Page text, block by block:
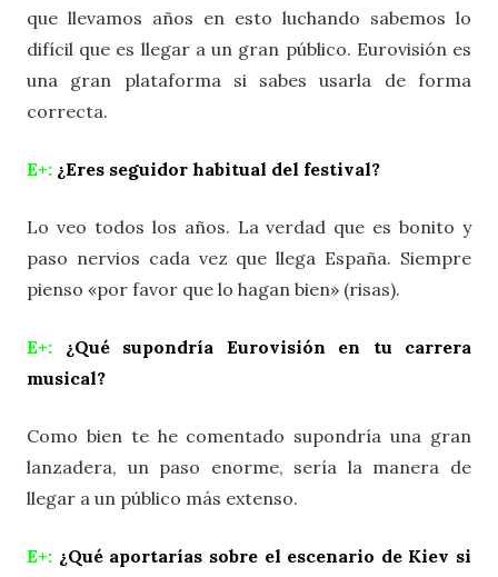
que llevamos años en esto luchando sabemos lo
difícil que es llegar a un gran público. Eurovisión es
una gran plataforma si sabes usarla de forma
correcta.
E+: ¿Eres seguidor habitual del festival?
Lo veo todos los años. La verdad que es bonito y
paso nervios cada vez que llega España. Siempre
pienso «por favor que lo hagan bien» (risas).
E+: ¿Qué supondría Eurovisión en tu carrera
musical?
Como bien te he comentado supondría una gran
lanzadera, un paso enorme, sería la manera de
llegar a un público más extenso.
E+: ¿Qué aportarías sobre el escenario de Kiev si